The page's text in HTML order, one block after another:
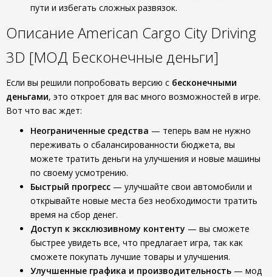
пути и избегать сложных развязок.
Описание American Cargo City Driving
3D [МОД Бесконечные деньги]
Если вы решили попробовать версию с бесконечными
деньгами, это откроет для вас много возможностей в игре.
Вот что вас ждет:
Неограниченные средства — теперь вам не нужно
переживать о сбалансированности бюджета, вы
можете тратить деньги на улучшения и новые машины
по своему усмотрению.
Быстрый прогресс — улучшайте свои автомобили и
открывайте новые места без необходимости тратить
время на сбор денег.
Доступ к эксклюзивному контенту — вы сможете
быстрее увидеть все, что предлагает игра, так как
сможете покупать лучшие товары и улучшения.
Улучшенные графика и производительность — мод